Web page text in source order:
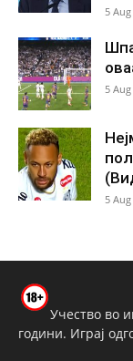
5
5
5
Учество во
години. Играј